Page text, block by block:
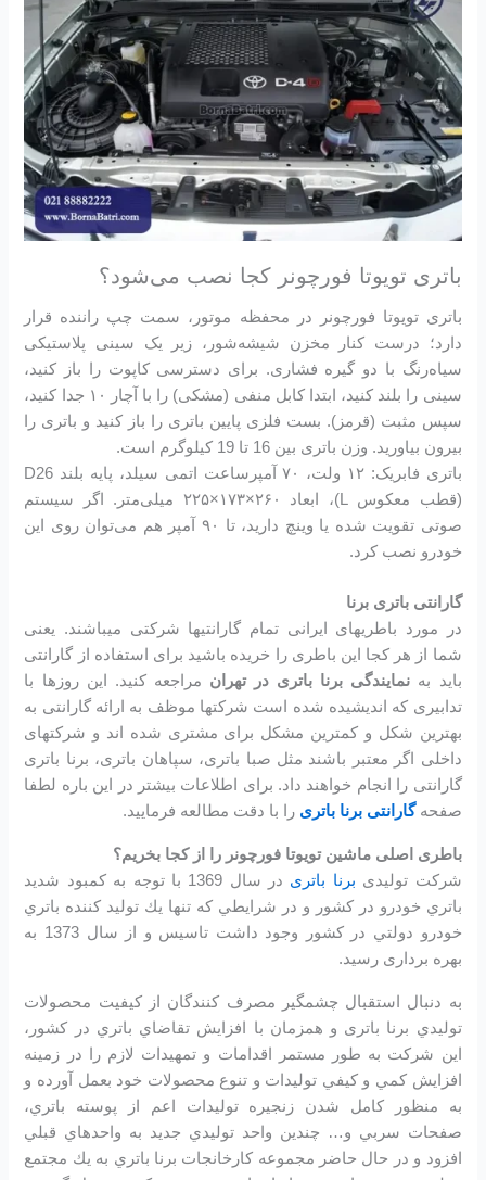
باتری تویوتا فورچونر کجا نصب می‌شود؟
باتری تویوتا فورچونر در محفظه موتور، سمت چپ راننده قرار
دارد؛ درست کنار مخزن شیشه‌شور، زیر یک سینی پلاستیکی
سیاه‌رنگ با دو گیره فشاری. برای دسترسی کاپوت را باز کنید،
سینی را بلند کنید، ابتدا کابل منفی (مشکی) را با آچار ۱۰ جدا کنید،
سپس مثبت (قرمز). بست فلزی پایین باتری را باز کنید و باتری را
بیرون بیاورید. وزن باتری بین 16 تا 19 کیلوگرم است.
باتری فابریک: ۱۲ ولت، ۷۰ آمپرساعت اتمی سیلد، پایه بلند D26
(قطب معکوس L)، ابعاد ۲۶۰×۱۷۳×۲۲۵ میلی‌متر. اگر سیستم
صوتی تقویت شده یا وینچ دارید، تا ۹۰ آمپر هم می‌توان روی این
خودرو نصب کرد.
گارانتی باتری برنا
در مورد باطریهای ایرانی تمام گارانتیها شرکتی میباشند. یعنی
شما از هر کجا این باطری را خریده باشید برای استفاده از گارانتی
باید به نمایندگی برنا باتری در تهران مراجعه کنید. این روزها با
تدابیری که اندیشیده شده است شرکتها موظف به ارائه گارانتی به
بهترین شکل و کمترین مشکل برای مشتری شده اند و شرکتهای
داخلی اگر معتبر باشند مثل صبا باتری، سپاهان باتری، برنا باتری
گارانتی را انجام خواهند داد. برای اطلاعات بیشتر در این باره لطفا
صفحه گارانتی برنا باتری را با دقت مطالعه فرمایید.
باطری اصلی ماشین تویوتا فورچونر را از کجا بخریم؟
شرکت تولیدی برنا باتری
در سال 1369 با توجه به كمبود شديد
باتري خودرو در كشور و در شرايطي كه تنها يك توليد كننده باتري
خودرو دولتي در كشور وجود داشت تاسیس و از سال 1373 به
بهره برداری رسید.
به دنبال استقبال چشمگير مصرف كنندگان از كيفيت محصولات
توليدي برنا باتری و همزمان با افزايش تقاضاي باتري در كشور،
اين شرکت به طور مستمر اقدامات و تمهيدات لازم را در زمينه
افزايش كمي و كيفي توليدات و تنوع محصولات خود بعمل آورده و
به منظور كامل شدن زنجيره توليدات اعم از پوسته باتري،
صفحات سربي و… چندين واحد توليدي جديد به واحدهاي قبلي
افزود و در حال حاضر مجموعه كارخانجات برنا باتري به يك مجتمع